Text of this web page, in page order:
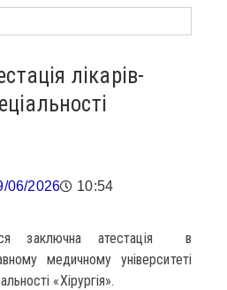
лікарів-
06/2026 10:54
заключна атестація в
медичному університеті
«Хірургія».